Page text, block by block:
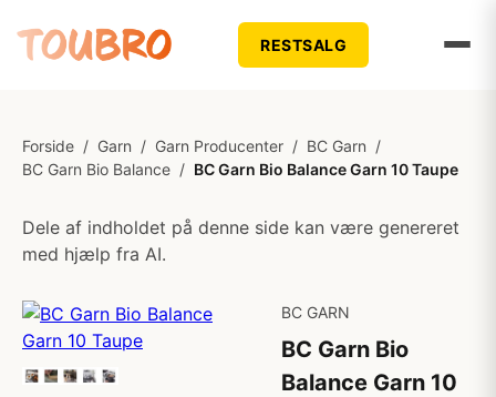
RESTSALG
Forside / Garn / Garn Producenter / BC Garn /
BC Garn Bio Balance / BC Garn Bio Balance Garn 10 Taupe
Dele af indholdet på denne side kan være genereret
med hjælp fra AI.
BC GARN
BC Garn Bio
Balance Garn 10